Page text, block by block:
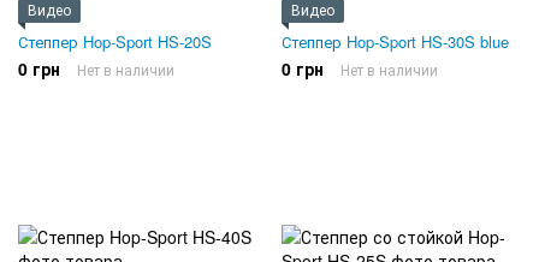
Видео
Степпер Hop-Sport HS-20S
0 грн Нет в наличии
Видео
Степпер Hop-Sport HS-30S blue
0 грн Нет в наличии